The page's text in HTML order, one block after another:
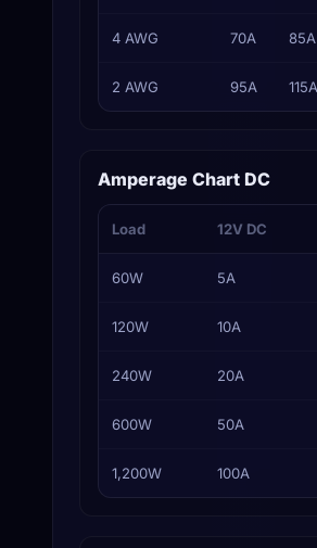
4 AWG 70A 85A
2 AWG 95A 115A
Amperage Chart DC
Load 12V DC
60W 5A
120W 10A
240W 20A
600W 50A
1,200W 100A